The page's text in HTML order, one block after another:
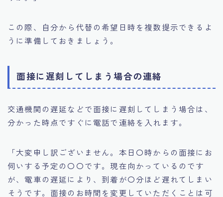
この際、自分から代替の希望日時を複数提示できるよ
うに準備しておきましょう。
面接に遅刻してしまう場合の連絡
交通機関の遅延などで面接に遅刻してしまう場合は、
分かった時点ですぐに電話で連絡を入れます。
「大変申し訳ございません。本日〇時からの面接にお
伺いする予定の〇〇です。現在向かっているのです
が、電車の遅延により、到着が〇分ほど遅れてしまい
そうです。面接のお時間を変更していただくことは可